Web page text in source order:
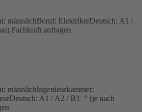
männlichBeruf: ElektrikerDeutsch: A1 /
Fachkraft anfragen
männlichIngenieurkammer:
A1 / A2 / B1 “ (je nach